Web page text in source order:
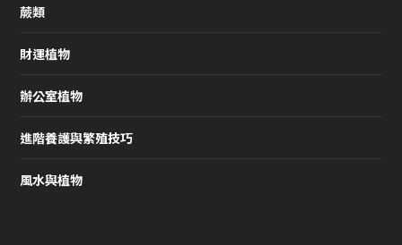
蕨類
財運植物
辦公室植物
進階養護與繁殖技巧
風水與植物